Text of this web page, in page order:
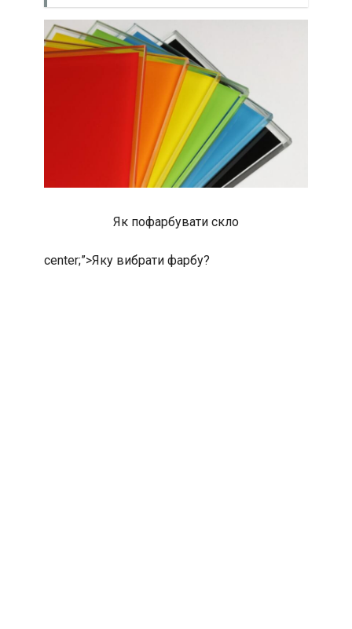
Як пофарбувати скло
center;”>Яку вибрати фарбу?